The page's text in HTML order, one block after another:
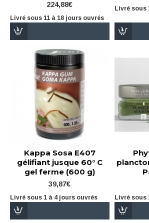
224,88€
Livré sous 11 à 18 jours ouvrés
Livré sous
Kappa Sosa E407
gélifiant jusque 60° C
gel ferme (600 g)
39,87€
Livré sous 1 à 4 jours ouvrés Livré sous